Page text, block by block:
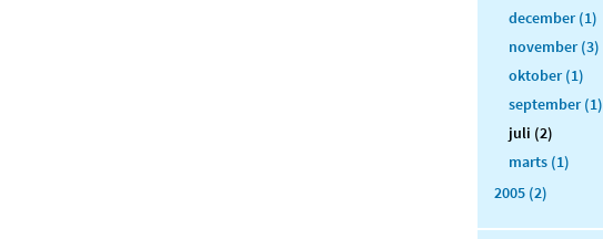
december (1)
november (3)
oktober (1)
september (1)
juli (2)
marts (1)
2005 (2)